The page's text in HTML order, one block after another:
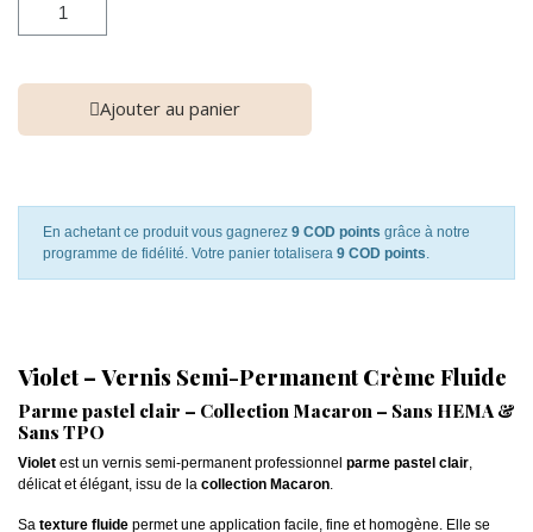
Ajouter au panier
En achetant ce produit vous gagnerez 9 COD points grâce à notre
programme de fidélité. Votre panier totalisera 9 COD points.
Violet – Vernis Semi-Permanent Crème Fluide
Parme pastel clair – Collection Macaron – Sans HEMA &
Sans TPO
Violet est un vernis semi-permanent professionnel parme pastel clair,
délicat et élégant, issu de la collection Macaron.
Sa texture fluide permet une application facile, fine et homogène. Elle se